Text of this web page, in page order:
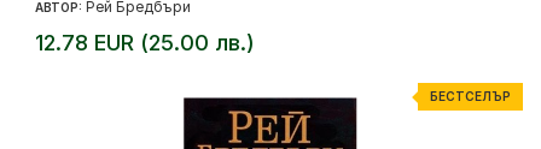
АВТОР: Рей Бредбъри
12.78 EUR (25.00 лв.)
БЕСТСЕЛЪР